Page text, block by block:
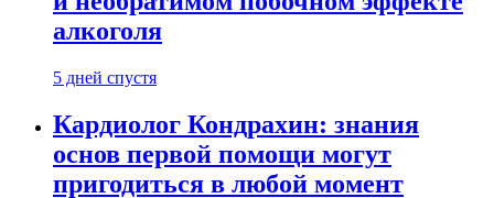
алкоголя
5 дней спустя
Кардиолог Кондрахин: знания
основ первой помощи могут
пригодиться в любой момент